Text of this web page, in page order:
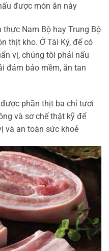
được món ăn này
Nam Bộ hay Trung Bộ
thịt kho. Ở Tài Ký, để có
vị, chúng tôi phải nấu
đảm bảo mềm, ăn tan
phần thịt ba chỉ tươi
và sơ chế thật kỹ để
và an toàn sức khoẻ